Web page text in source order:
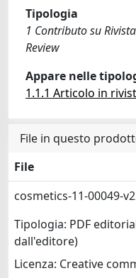
Tipologia
1 Contributo su
Review
Appare nelle
1.1.1 Articolo in
File in questo
File
cosmetics-11-00049-
Tipologia: PDF
dall'editore)
Licenza: Creative